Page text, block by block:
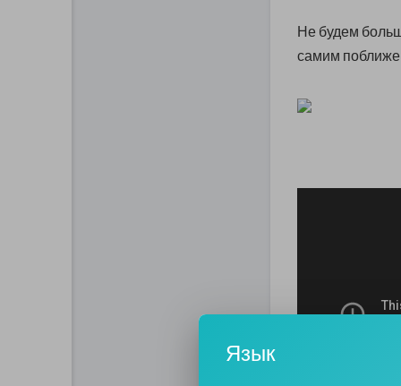
Не будем
самим поближе
Язык